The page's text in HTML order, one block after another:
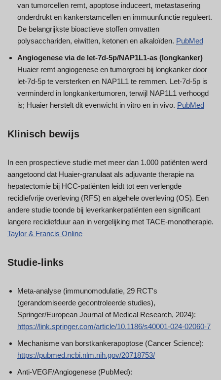
van tumorcellen remt, apoptose induceert, metastasering
onderdrukt en kankerstamcellen en immuunfunctie reguleert.
De belangrijkste bioactieve stoffen omvatten
polysacchariden, eiwitten, ketonen en alkaloïden. PubMed
Angiogenese via de let-7d-5p/NAP1L1-as (longkanker)
Huaier remt angiogenese en tumorgroei bij longkanker door
let-7d-5p te versterken en NAP1L1 te remmen. Let-7d-5p is
verminderd in longkankertumoren, terwijl NAP1L1 verhoogd
is; Huaier herstelt dit evenwicht in vitro en in vivo. PubMed
Klinisch bewijs
In een prospectieve studie met meer dan 1.000 patiënten werd
aangetoond dat Huaier-granulaat als adjuvante therapie na
hepatectomie bij HCC-patiënten leidt tot een verlengde
recidiefvrije overleving (RFS) en algehele overleving (OS). Een
andere studie toonde bij leverkankerpatiënten een significant
langere recidiefduur aan in vergelijking met TACE-monotherapie.
Taylor & Francis Online
Studie-links
Meta-analyse (immunomodulatie, 29 RCT's
(gerandomiseerde gecontroleerde studies),
Springer/European Journal of Medical Research, 2024):
https://link.springer.com/article/10.1186/s40001-024-02060-7
Mechanisme van borstkankerapoptose (Cancer Science):
https://pubmed.ncbi.nlm.nih.gov/20718753/
Anti-VEGF/Angiogenese (PubMed):